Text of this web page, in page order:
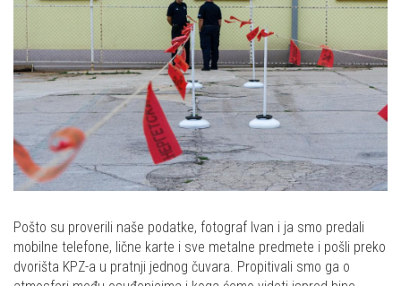
Pošto su proverili naše podatke, fotograf Ivan i ja smo predali
mobilne telefone, lične karte i sve metalne predmete i pošli preko
dvorišta KPZ-a u pratnji jednog čuvara. Propitivali smo ga o